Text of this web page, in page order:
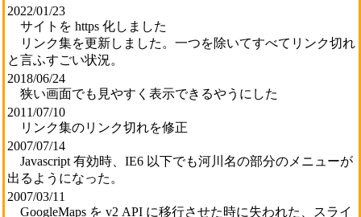
2022/01/23
サイトを https 化しました
リンク集を更新しました。一つを除いてすべてリンク切れ
と言ふすごい状況。
2018/06/24
狭い画面でも見やすく表示できるやうにした
2011/07/10
リンク集のリンク切れを修正
2007/07/14
Javascript 有効時、IE6 以下でも河川名の部分のメニューが
出るようになった。
2007/03/11
GoogleMaps を v2 API に移行させた時に失われた、スライ